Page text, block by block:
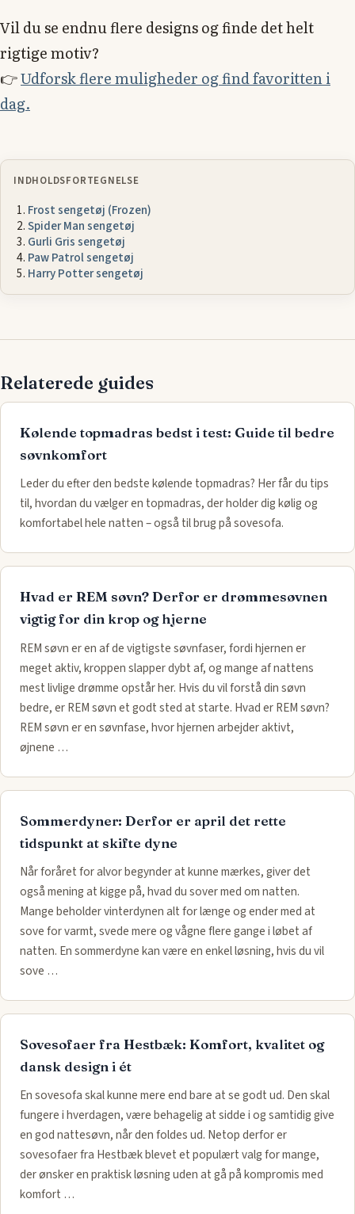
Vil du se endnu flere designs og finde det helt
rigtige motiv?
👉Udforsk flere muligheder og find favoritten i
dag.
INDHOLDSFORTEGNELSE
Frost sengetøj (Frozen)
Spider Man sengetøj
Gurli Gris sengetøj
Paw Patrol sengetøj
Harry Potter sengetøj
Relaterede guides
Kølende topmadras bedst i test: Guide til bedre
søvnkomfort
Leder du efter den bedste kølende topmadras? Her får du tips
til, hvordan du vælger en topmadras, der holder dig kølig og
komfortabel hele natten – også til brug på sovesofa.
Hvad er REM søvn? Derfor er drømmesøvnen
vigtig for din krop og hjerne
REM søvn er en af de vigtigste søvnfaser, fordi hjernen er
meget aktiv, kroppen slapper dybt af, og mange af nattens
mest livlige drømme opstår her. Hvis du vil forstå din søvn
bedre, er REM søvn et godt sted at starte. Hvad er REM søvn?
REM søvn er en søvnfase, hvor hjernen arbejder aktivt,
øjnene …
Sommerdyner: Derfor er april det rette
tidspunkt at skifte dyne
Når foråret for alvor begynder at kunne mærkes, giver det
også mening at kigge på, hvad du sover med om natten.
Mange beholder vinterdynen alt for længe og ender med at
sove for varmt, svede mere og vågne flere gange i løbet af
natten. En sommerdyne kan være en enkel løsning, hvis du vil
sove …
Sovesofaer fra Hestbæk: Komfort, kvalitet og
dansk design i ét
En sovesofa skal kunne mere end bare at se godt ud. Den skal
fungere i hverdagen, være behagelig at sidde i og samtidig give
en god nattesøvn, når den foldes ud. Netop derfor er
sovesofaer fra Hestbæk blevet et populært valg for mange,
der ønsker en praktisk løsning uden at gå på kompromis med
komfort …